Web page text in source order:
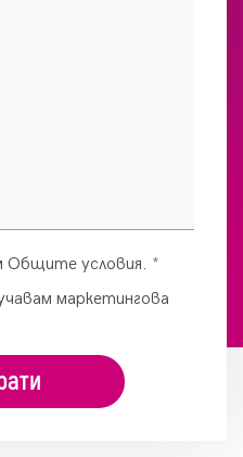
Общите условия. *
маркетингова